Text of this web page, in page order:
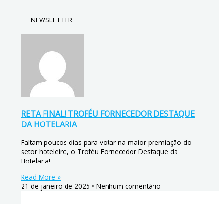
NEWSLETTER
RETA FINAL! TROFÉU FORNECEDOR DESTAQUE
DA HOTELARIA
Faltam poucos dias para votar na maior premiação do
setor hoteleiro, o Troféu Fornecedor Destaque da
Hotelaria!
Read More »
21 de janeiro de 2025
Nenhum comentário